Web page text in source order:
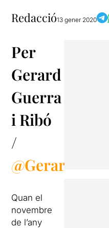
Redacció13 gener 2020
Per
Gerard
Guerra
i Ribó
/
@Gerard_GR
Quan el
novembre
de l’any